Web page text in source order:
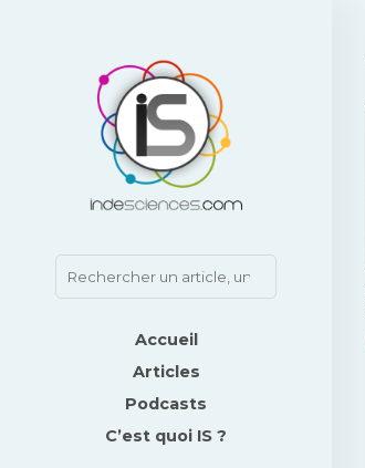
Accueil
Articles
Podcasts
C’est quoi IS ?